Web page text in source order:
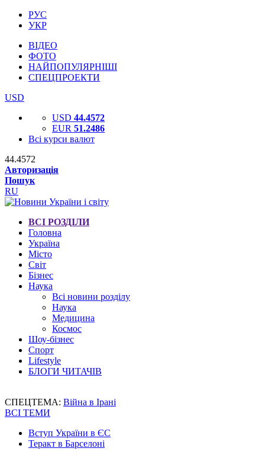
РУС
УКР
ВІДЕО
ФОТО
НАЙПОПУЛЯРНІШІ
СПЕЦПРОЕКТИ
USD
USD 44.4572
EUR 51.2486
Всі курси валют
44.4572
Авторизація
Пошук
RU
ВСІ РОЗДІЛИ
Головна
Україна
Місто
Світ
Бізнес
Наука
Всі новини розділу
Наука
Медицина
Космос
Шоу-бізнес
Спорт
Lifestyle
БЛОГИ ЧИТАЧІВ
СПЕЦТЕМА: Війна в Ірані
ВСІ ТЕМИ
Вступ України в ЄС
Теракт в Барселоні